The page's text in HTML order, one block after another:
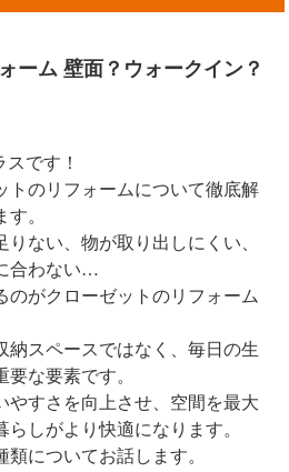
ーム 壁面？ウォークイン？
です！
トのリフォームについて徹底解
。
ない、物が取り出しにくい、
合わない…
のがクローゼットのリフォーム
納スペースではなく、毎日の生
な要素です。
やすさを向上させ、空間を最大
しがより快適になります。
についてお話します。